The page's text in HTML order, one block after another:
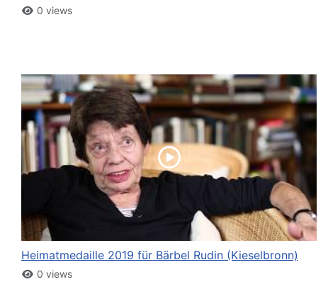
0 views
Heimatmedaille 2019 für Bärbel Rudin (Kieselbronn)
0 views